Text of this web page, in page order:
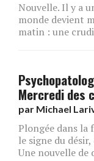
Nouvelle. Il y a
monde devient
matin : une
Mercredi des
par Michael
Plongée dans la
le signe du
Une nouvelle de